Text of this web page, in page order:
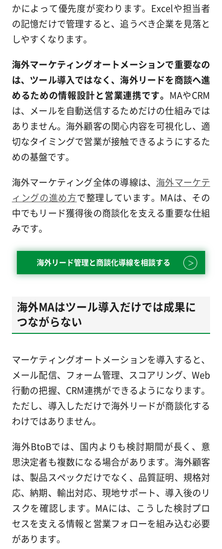
かによって優先度が変わります。Excelや担当者
の記憶だけで管理すると、追うべき企業を見落と
しやすくなります。
海外マーケティングオートメーションで重要なの
は、ツール導入ではなく、海外リードを商談へ進
めるための情報設計と営業連携です。 MAやCRM
は、メールを自動送信するためだけの仕組みでは
ありません。海外顧客の関心内容を可視化し、適
切なタイミングで営業が接触できるようにするた
めの基盤です。
海外マーケティング全体の導線は、 海外マーケテ
ィングの進め方で整理しています。MAは、その
中でもリード獲得後の商談化を支える重要な仕組
みです。
海外リード管理と商談化導線を相談する
海外MAはツール導入だけでは成果に
つながらない
マーケティングオートメーションを導入すると、
メール配信、フォーム管理、スコアリング、Web
行動の把握、CRM連携ができるようになります。
ただし、導入しただけで海外リードが商談化する
わけではありません。
海外BtoBでは、国内よりも検討期間が長く、意
思決定者も複数になる場合があります。海外顧客
は、製品スペックだけでなく、品質証明、規格対
応、納期、輸出対応、現地サポート、導入後のリ
スクを確認します。MAには、こうした検討プロ
セスを支える情報と営業フォローを組み込む必要
があります。